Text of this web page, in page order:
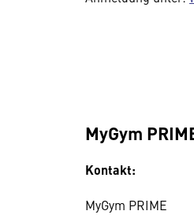
MyGym
Kontakt:
MyGym PRIME